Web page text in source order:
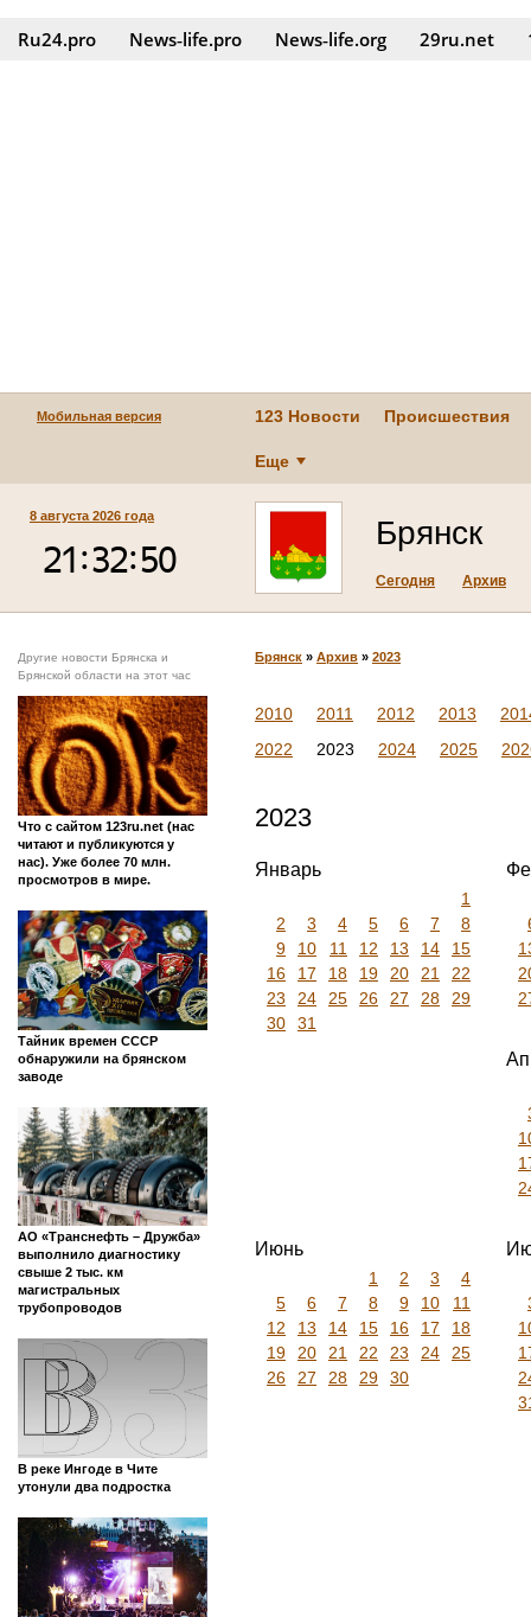
Ru24.pro News‑life.pro News‑life.org 29ru.net
Мобильная версия 123 Новости Происшествия
Еще
8 августа 2026 года Брянск
Сегодня Архив
Другие новости Брянска и
Брянской области на этот час
Что с сайтом 123ru.net (нас
читают и публикуются у
нас). Уже более 70 млн.
просмотров в мире.
Тайник времен СССР
обнаружили на брянском
заводе
АО «Транснефть – Дружба»
выполнило диагностику
свыше 2 тыс. км
магистральных
трубопроводов
В реке Ингоде в Чите
утонули два подростка
Брянск » Архив » 2023
2010 2011 2012 2013
2022
2023 2024 2025
2023
Январь
1
2
3 4 5 6 7
8
9
10 11 12 13 14
15
16
17 18 19 20 21
22
23
24 25 26 27 28
29
30
31
Июнь
1 2 3
4
5
6 7 8 9 10
11
12
13 14 15 16 17
18
19
20 21 22 23 24
25
26
27 28 29 30